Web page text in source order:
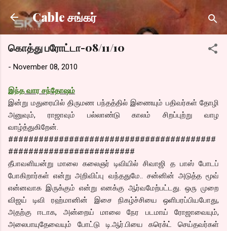
Skip to main content
Cable சங்கர்
கொத்து பரோட்டா-08/11/10
- November 08, 2010
இந்த வார சந்தோஷம்
இன்று மதுரையில் திருமண பந்தத்தில் இணையும் பதிவர்கள் தோழி
அனுவும், ராஜாவும் பல்லாண்டு காலம் சிறப்புற்று வாழ
வாழ்த்துகிறேன்.
#########################################
#########################
தீபாவளியன்று மாலை கலைஞர் டிவியில் சிவாஜி த பாஸ் போடப்
போகிறார்கள் என்று அறிவிப்பு வந்ததுமே.. சன்னின் அடுத்த மூவ்
என்னவாக இருக்கும் என்று எனக்கு ஆர்வமேற்பட்டது. ஒரு முறை
விஜய் டிவி ரஹ்மானின் இசை நிகழ்ச்சியை ஒளிபரப்பியபோது,
அதற்கு ஈடாக, அன்றைய் மாலை நேர படமாய் ரோஜாவையும்,
அலைபாயுதேவையும் போட்டு டி.ஆர்.பியை கரெக்ட் செய்தவர்கள்